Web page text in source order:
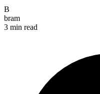
B
bram
3 min read